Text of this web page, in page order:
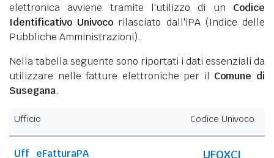
elettronica avviene tramite l'utilizzo di un Codice
Identificativo Univoco rilasciato dall'iPA (Indice delle
Pubbliche Amministrazioni).
Nella tabella seguente sono riportati i dati essenziali da
utilizzare nelle fatture elettroniche per il Comune di
Susegana.
Ufficio Codice Univoco
Uff_eFatturaPA UFOXCI